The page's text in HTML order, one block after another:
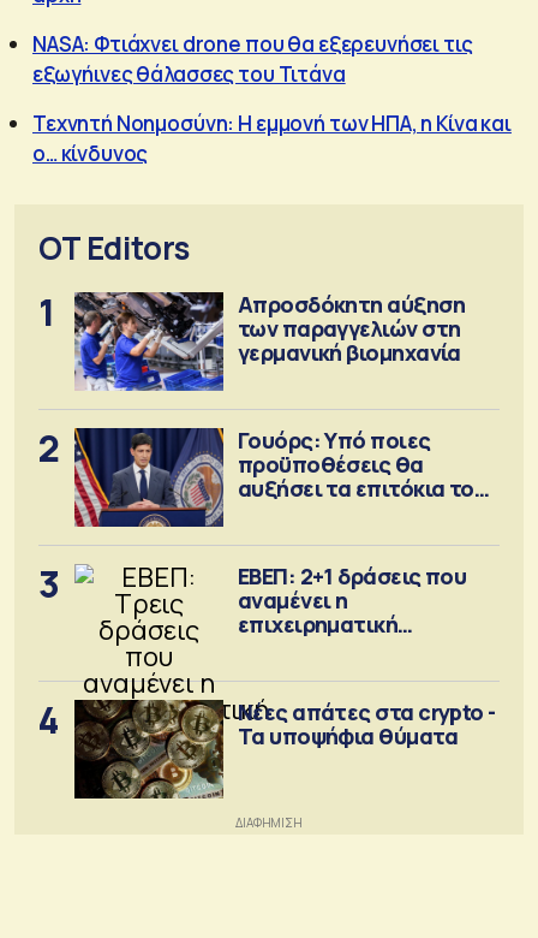
NASA: Φτιάχνει drone που θα εξερευνήσει τις
εξωγήινες θάλασσες του Τιτάνα
Τεχνητή Νοημοσύνη: Η εμμονή των ΗΠΑ, η Κίνα και
ο… κίνδυνος
OT Editors
1
Απροσδόκητη αύξηση
των παραγγελιών στη
γερμανική βιομηχανία
2
Γουόρς: Υπό ποιες
προϋποθέσεις θα
αυξήσει τα επιτόκια τον
3
ΕΒΕΠ: 2+1 δράσεις που
αναμένει η
επιχειρηματική
4
Νέες απάτες στα crypto -
Τα υποψήφια θύματα